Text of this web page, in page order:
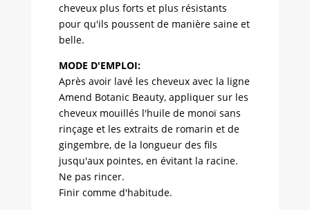
cheveux plus forts et plus résistants
pour qu'ils poussent de manière saine et
belle.
MODE D'EMPLOI:
Après avoir lavé les cheveux avec la ligne
Amend Botanic Beauty, appliquer sur les
cheveux mouillés l'huile de monoï sans
rinçage et les extraits de romarin et de
gingembre, de la longueur des fils
jusqu'aux pointes, en évitant la racine.
Ne pas rincer.
Finir comme d'habitude.